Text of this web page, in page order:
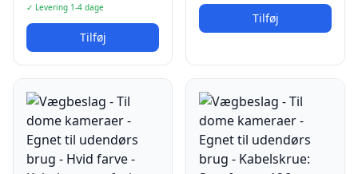
✓ Levering 1-4 dage
Tilføj
Tilføj